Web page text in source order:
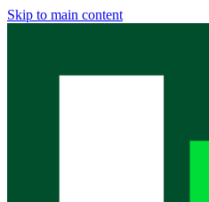
Skip to main content